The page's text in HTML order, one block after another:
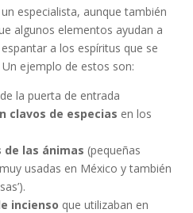
especialista, aunque también
algunos elementos ayudan a
a los espíritus que se
ejemplo de estos son:
la puerta de entrada
clavos de especias en los
de las ánimas (pequeñas
usadas en México y también
incienso que utilizaban en